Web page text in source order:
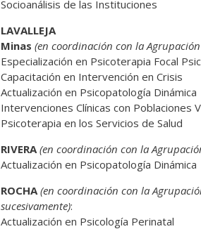
Socioanálisis de las Instituciones
LAVALLEJA
Minas (en coordinación con la Agrupación
Especialización en Psicoterapia Focal
Capacitación en Intervención en Crisis
Actualización en Psicopatología Dinámica
Intervenciones Clínicas con Poblaciones
Psicoterapia en los Servicios de Salud
RIVERA (en coordinación con la
Actualización en Psicopatología Dinámica
ROCHA (en coordinación con la
sucesivamente):
Actualización en Psicología Perinatal